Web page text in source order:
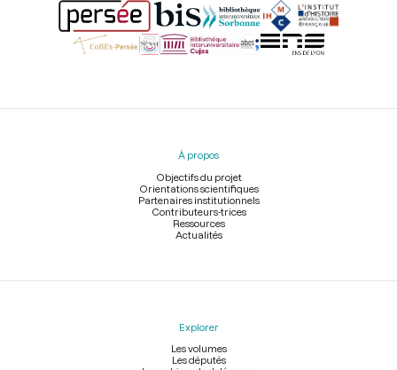
Menu
À propos
Objectifs du projet
Orientations scientifiques
Partenaires institutionnels
Contributeurs-trices
Ressources
Actualités
Explorer
Les volumes
Les députés